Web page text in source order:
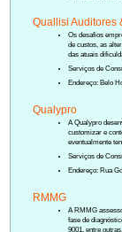
Quallisi Auditores
Os desafios
de custos, as
das atuais
Serviços de
Endereço: Belo
Qualypro
A Qualypro
customizar e
eventualmente
Serviços de
Endereço: Rua
RMMG
A RMMG
fase de
9001, entre